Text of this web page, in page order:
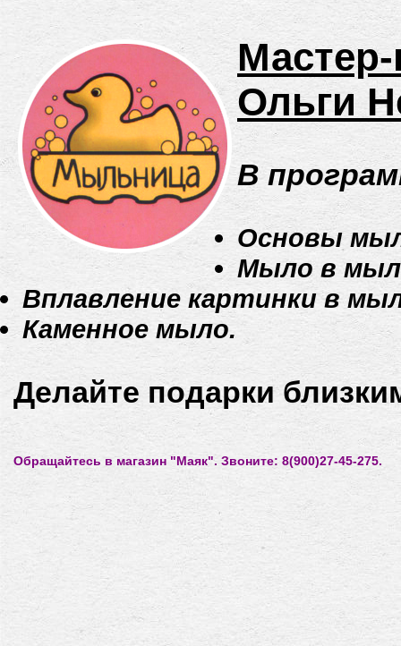
Мастер-
Ольги
В
Основы
Мыло в
Вплавление картинки в
Каменное мыло.
Делайте подарки
Обращайтесь в магазин "Маяк". Звоните: 8(900)27-45-275.